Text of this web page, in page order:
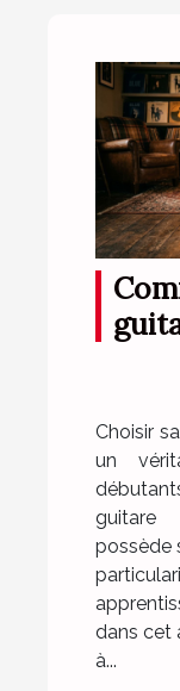
Choisir
un
guitare
possède
dans cet
à...